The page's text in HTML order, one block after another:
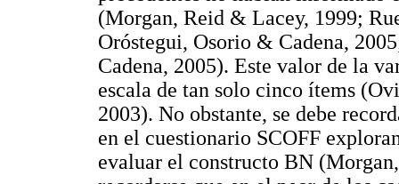
(Morgan, Reid & Lacey, 1999;
Oróstegui, Osorio & Cadena,
Cadena, 2005). Este valor de la
escala de tan solo cinco ítems
2003). No obstante, se debe
en el cuestionario SCOFF
evaluar el constructo BN